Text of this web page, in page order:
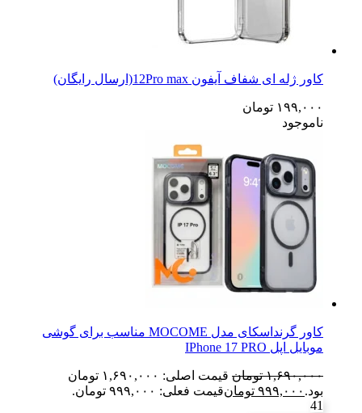
کاور ژله ای شفاف آیفون 12Pro max(ارسال رایگان)
۱۹۹,۰۰۰ تومان
ناموجود
کاور گرنداسکای مدل MOCOME مناسب برای گوشی
موبایل اپل IPhone 17 PRO
۱,۶۹۰,۰۰۰ تومان
قیمت اصلی: ۱,۶۹۰,۰۰۰ تومان
بود. ۹۹۹,۰۰۰ تومانقیمت فعلی: ۹۹۹,۰۰۰ تومان.
41